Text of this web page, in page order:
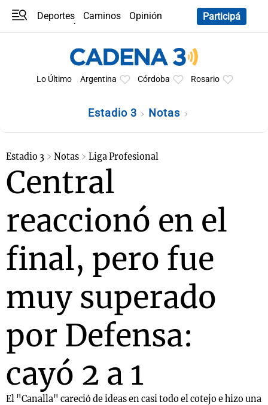
Deportes Caminos
Opinión
Participá
Lo Último Argentina Córdoba Rosario
Estadio 3 Notas
Estadio 3 Notas Liga Profesional
Central
reaccionó en el
final, pero fue
muy superado
por Defensa:
cayó 2 a 1
El "Canalla" careció de ideas en casi todo el cotejo e hizo una